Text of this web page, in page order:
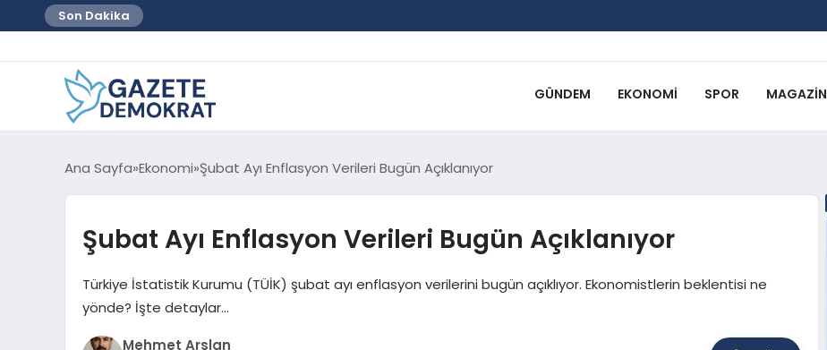
Son Dakika
GÜNDEM EKONOMI SPOR MAGAZIN
Ana Sayfa Ekonomi Şubat Ayı Enflasyon Verileri Bugün Açıklanıyor
Şubat Ayı Enflasyon Verileri Bugün Açıklanıyor
Türkiye İstatistik Kurumu (TÜİK) şubat ayı enflasyon verilerini bugün açıklıyor. Ekonomistlerin beklentisi ne
yönde? İşte detaylar…
Mehmet Arslan